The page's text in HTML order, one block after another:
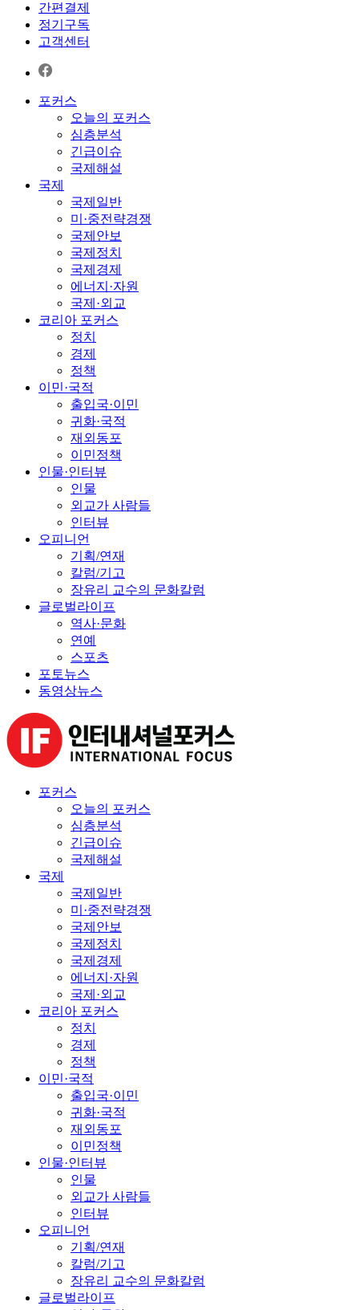
간편결제
정기구독
고객센터
포커스
오늘의 포커스
심층분석
긴급이슈
국제해설
국제
국제일반
미·중전략경쟁
국제안보
국제정치
국제경제
에너지·자원
국제·외교
코리아 포커스
정치
경제
정책
이민·국적
출입국·이민
귀화·국적
재외동포
이민정책
인물·인터뷰
인물
외교가 사람들
인터뷰
오피니언
기획/연재
칼럼/기고
장유리 교수의 문화칼럼
글로벌라이프
역사·문화
연예
스포츠
포토뉴스
동영상뉴스
포커스
오늘의 포커스
심층분석
긴급이슈
국제해설
국제
국제일반
미·중전략경쟁
국제안보
국제정치
국제경제
에너지·자원
국제·외교
코리아 포커스
정치
경제
정책
이민·국적
출입국·이민
귀화·국적
재외동포
이민정책
인물·인터뷰
인물
외교가 사람들
인터뷰
오피니언
기획/연재
칼럼/기고
장유리 교수의 문화칼럼
글로벌라이프